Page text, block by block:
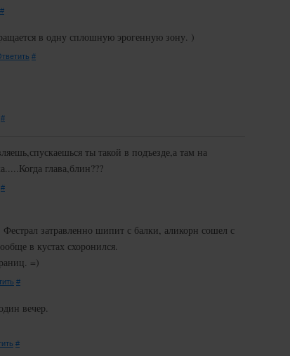
#
в одну сплошную эрогенную зону. )
#
#
ты такой в подъезде,а там на
глава,блин???
#
затравленно шипит с балки, аликорн сошел с
в кустах схоронился.
=)
#
вечер.
#